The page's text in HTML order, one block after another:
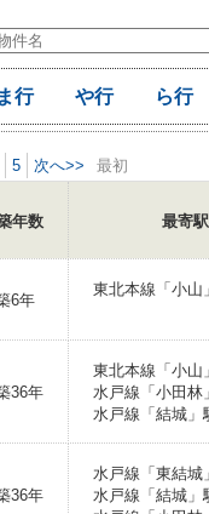
ま行 や行 ら行
5 次へ>> 最初
年数 最寄駅
6年
東北本線「小山
36年
東北本線「小山
水戸線「小田林
水戸線「結城」
36年
水戸線「東結城
水戸線「結城」